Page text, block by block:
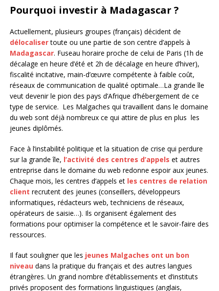
Pourquoi investir à Madagascar ?
Actuellement, plusieurs groupes (français) décident de
délocalisertoute ou une partie de son centre d’appels à
Madagascar. Fuseau horaire proche de celui de Paris (1h de
décalage en heure d’été et 2h de décalage en heure d’hiver),
fiscalité incitative, main-d’œuvre compétente à faible coût,
réseaux de communication de qualité optimale…La grande île
veut devenir le pion des pays d’Afrique d’hébergement de ce
type de service. Les Malgaches qui travaillent dans le domaine
du web sont déjà nombreux ce qui attire de plus en plus les
jeunes diplômés.
Face à l’instabilité politique et la situation de crise qui perdure
sur la grande île, l’activité des centres d’appels et autres
entreprise dans le domaine du web redonne espoir aux jeunes.
Chaque mois, les centres d’appels et les centres de relation
client recrutent des jeunes (conseillers, développeurs
informatiques, rédacteurs web, techniciens de réseaux,
opérateurs de saisie…). Ils organisent également des
formations pour optimiser la compétence et le savoir-faire des
ressources.
Il faut souligner que les jeunes Malgaches ont un bon
niveau dans la pratique du français et des autres langues
étrangères. Un grand nombre d’établissements et d’instituts
privés proposent des formations linguistiques (anglais,